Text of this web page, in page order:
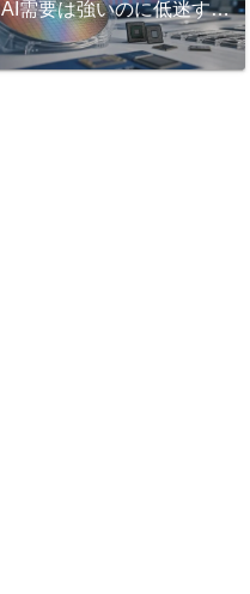
AI需要は強いのに低迷する
理由と今後の見方